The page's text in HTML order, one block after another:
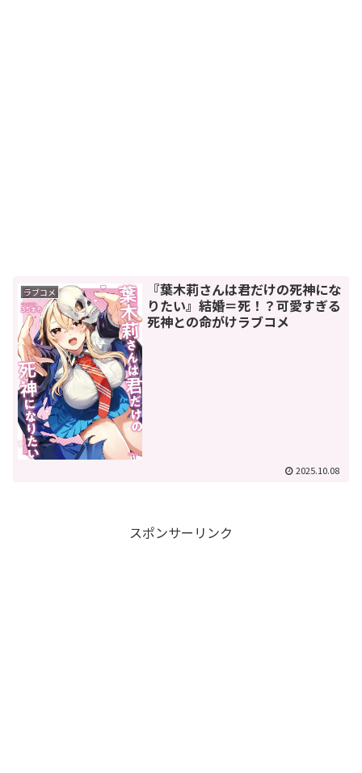
ラブコメ
『葉木莉さんは君だけの死神にな
りたい』結婚＝死！？可愛すぎる
死神との命がけラブコメ
2025.10.08
スポンサーリンク